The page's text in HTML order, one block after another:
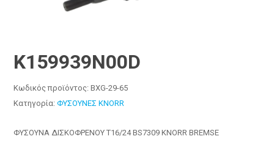
K159939N00D
Κωδικός προϊόντος:BXG-29-65
Κατηγορία:ΦΥΣΟΥΝΕΣ KNORR
ΦΥΣΟΥΝΑ ΔΙΣΚΟΦΡΕΝΟΥ T16/24 BS7309 KNORR BREMSE